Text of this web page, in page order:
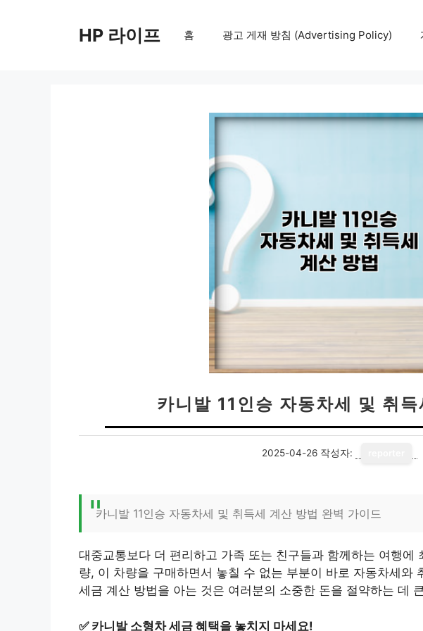
HP 라이프 홈 광고 게재 방침 (Advertising Policy)
카니발 11인승 자동차세 및 취득
2025-04-26 작성자:
카니발 11인승 자동차세 및 취득세 계산 방법 완벽 가이드
대중교통보다 더 편리하고 가족 또는 친구들과 함께하는 여행에
량, 이 차량을 구매하면서 놓칠 수 없는 부분이 바로 자동차세와
세금 계산 방법을 아는 것은 여러분의 소중한 돈을 절약하는 데
✅ 카니발 소형차 세금 혜택을 놓치지 마세요!